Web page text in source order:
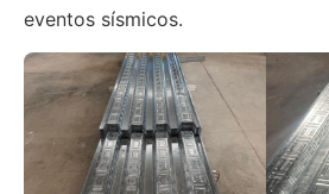
eventos sísmicos.